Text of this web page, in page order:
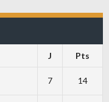
J Pts
7 14